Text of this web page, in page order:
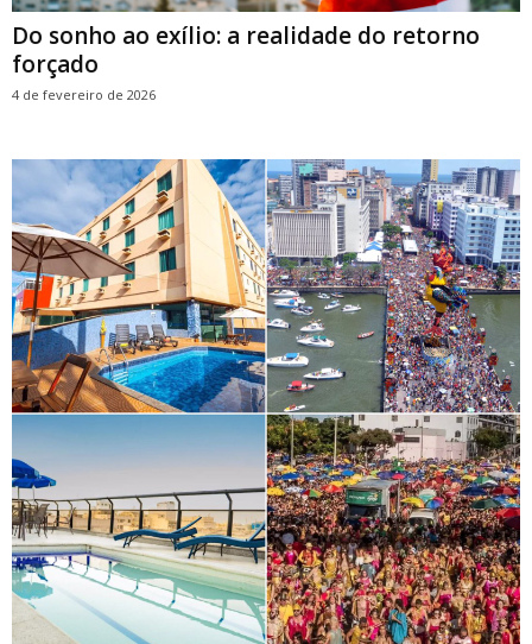
Do sonho ao exílio: a realidade do retorno
forçado
4 de fevereiro de 2026